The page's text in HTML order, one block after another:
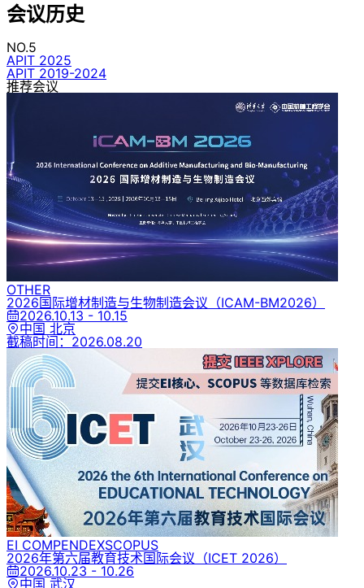
会议历史
NO.5
APIT 2025
APIT 2019-2024
推荐会议
OTHER
2026国际增材制造与生物制造会议 （ICAM-BM2026）
2026.10.13 - 10.15
中国 北京
截稿时间： 2026.08.20
EI COMPENDEXSCOPUS
2026年第六届教育技术国际会议 （ICET 2026）
2026.10.23 - 10.26
中国 武汉